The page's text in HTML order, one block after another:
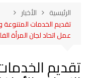
الرئيسية
الأخبار
تقديم الخدمات
عمل اتحاد لجان المرأة
تقديم